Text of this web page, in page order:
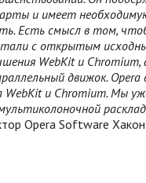
и имеет
Есть смысл в том,
с открытым
WebKit и
движок. Opera
WebKit и Chromium. Мы
Opera Software